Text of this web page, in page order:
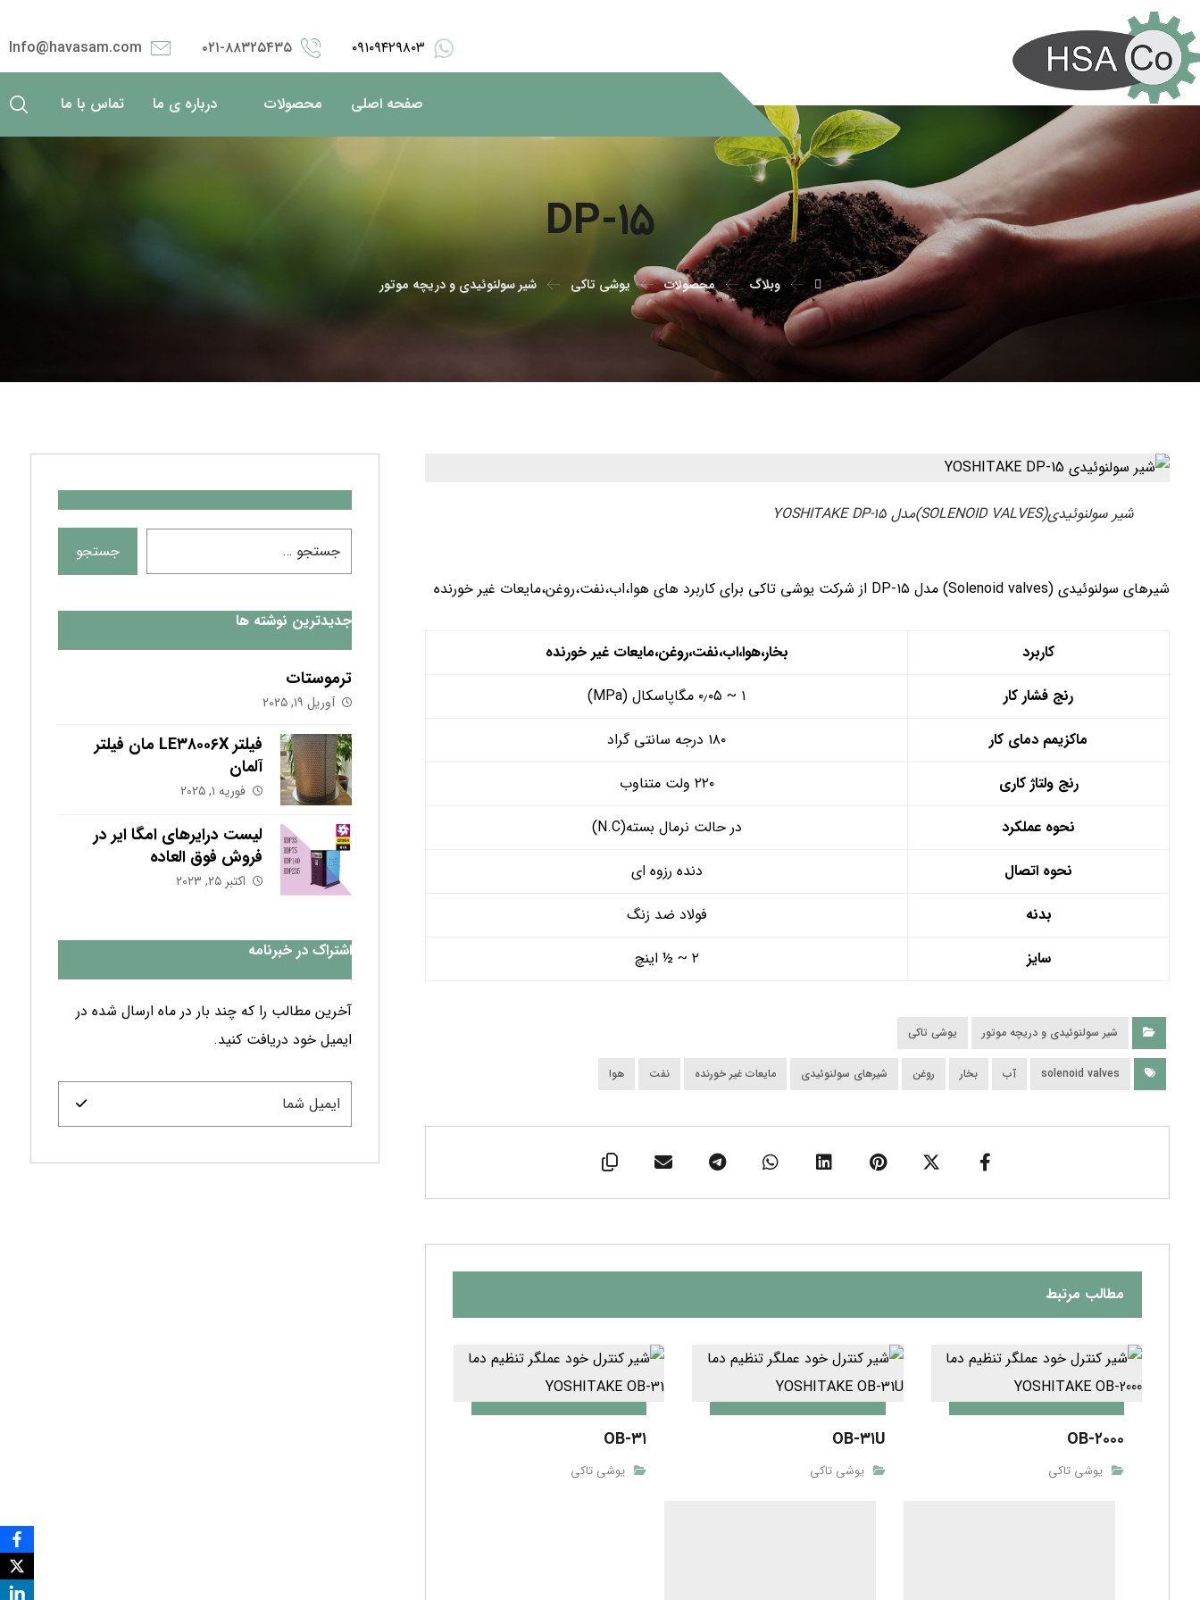
Info@havasam.com ۰۲۱-۸۸۳۲۵۴۳۵ ۰۹۱۰۹۴۲۹۸۰۳
صفحه اصلی محصولات درباره ی ما تماس با ما
DP-۱۵
وبلاگ محصولات یوشی تاکی شیر سولنوئیدی و دریچه موتور
شیر سولنوئیدی(SOLENOID VALVES)مدل YOSHITAKE DP-۱۵
شیرهای سولنوئیدی (Solenoid valves) مدل DP-۱۵ از شرکت یوشی تاکی برای کاربرد های هوا،اب،نفت،روغن،مایعات غیر خورنده
کاربرد
بخار،هوا،اب،نفت،روغن،مایعات غیر خورنده
رنج فشار کار
۱ ~ ۰٫۰۵ مگاپاسکال (MPa)
ماکزیمم دمای کار
۱۸۰ درجه سانتی گراد
رنج ولتاژ کاری
۲۲۰ ولت متناوب
نحوه عملکرد
در حالت نرمال بسته(N.C)
نحوه اتصال
دنده رزوه ای
بدنه
فولاد ضد زنگ
سایز
۲ ~ ½ اینچ
شیر سولنوئیدی و دریچه موتور یوشی تاکی
solenoid valves آب بخار روغن شیرهای سولنوئیدی مایعات غیر خورنده نفت هوا
مطالب مرتبط
OB-۲۰۰۰
یوشی تاکی
OB-۳۱U
یوشی تاکی
OB-۳۱
یوشی تاکی
جدیدترین نوشته ها
ترموستات
آوریل ۱۹, ۲۰۲۵
فیلتر LE۳۸۰۰۶X مان فیلتر
آلمان
فوریه ۱, ۲۰۲۵
لیست درایرهای امگا ایر در
فروش فوق العاده
اکتبر ۲۵, ۲۰۲۳
اشتراک در خبرنامه
آخرین مطالب را که چند بار در ماه ارسال شده در
ایمیل خود دریافت کنید.